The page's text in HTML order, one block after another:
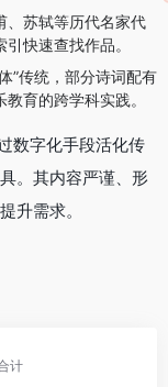
、苏轼等历代名家代
快速查找作品。
”传统，部分诗词配有
育的跨学科实践。
数字化手段活化传
。其内容严谨、形
升需求。